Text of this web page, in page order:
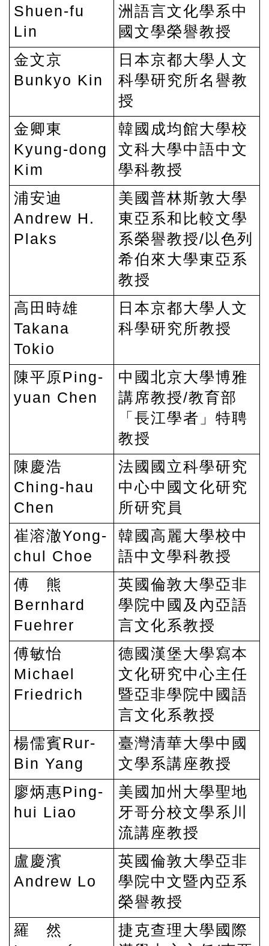
Shuen-fu
Lin
洲語言文化學系中
國文學榮譽教授
金文京
Bunkyo Kin
日本京都大學人文
科學研究所名譽教
授
金卿東
Kyung-dong
Kim
韓國成均館大學校
文科大學中語中文
學科教授
浦安迪
Andrew H.
Plaks
美國普林斯敦大學
東亞系和比較文學
系榮譽教授/以色列
希伯來大學東亞系
教授
高田時雄
Takana
Tokio
日本京都大學人文
科學研究所教授
陳平原Ping-
yuan Chen
中國北京大學博雅
講席教授/教育部
「長江學者」特聘
教授
陳慶浩
Ching-hau
Chen
法國國立科學研究
中心中國文化研究
所研究員
崔溶澈Yong-
chul Choe
韓國高麗大學校中
語中文學科教授
傅 熊
Bernhard
Fuehrer
英國倫敦大學亞非
學院中國及內亞語
言文化系教授
傅敏怡
Michael
Friedrich
德國漢堡大學寫本
文化研究中心主任
暨亞非學院中國語
言文化系教授
楊儒賓Rur-
Bin Yang
臺灣清華大學中國
文學系講座教授
廖炳惠Ping-
hui Liao
美國加州大學聖地
牙哥分校文學系川
流講座教授
盧慶濱
Andrew Lo
英國倫敦大學亞非
學院中文暨內亞系
榮譽教授
羅 然
捷克查理大學國際